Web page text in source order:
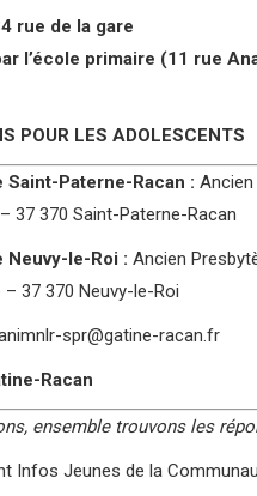
rue de la gare
l’école primaire (11 rue
POUR LES ADOLESCENTS
Paterne-Racan :
37 370 Saint-Paterne-Racan
le-Roi : Ancien
37 370 Neuvy-le-Roi
spr@gatine-racan.fr
Racan
ensemble trouvons les
Infos Jeunes de la